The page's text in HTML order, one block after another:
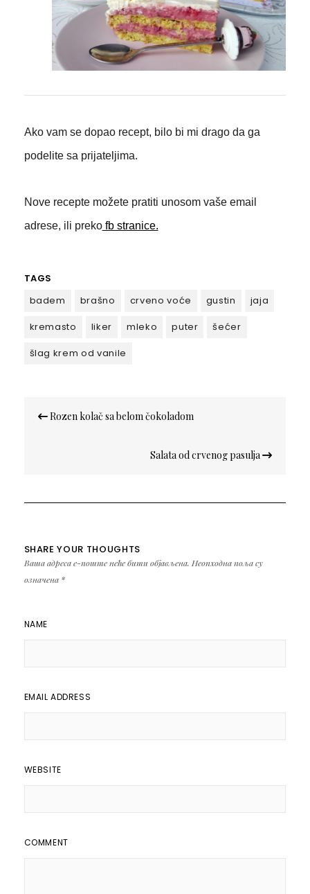
Ako vam se dopao recept, bilo bi mi drago da ga
podelite sa prijateljima.
Nove recepte možete pratiti unosom vaše email
adrese, ili prekofb stranice.
TAGS
badem
brašno crveno voće gustin
jaja
kremasto
liker mleko puter
šećer
šlag krem od vanile
чланка
Rozen kolač sa belom čokoladom
Salata od crvenog pasulja
SHARE YOUR THOUGHTS
Ваша адреса е-поште неће бити објављена. Неопходна поља су
означена *
NAME
EMAIL ADDRESS
WEBSITE
COMMENT